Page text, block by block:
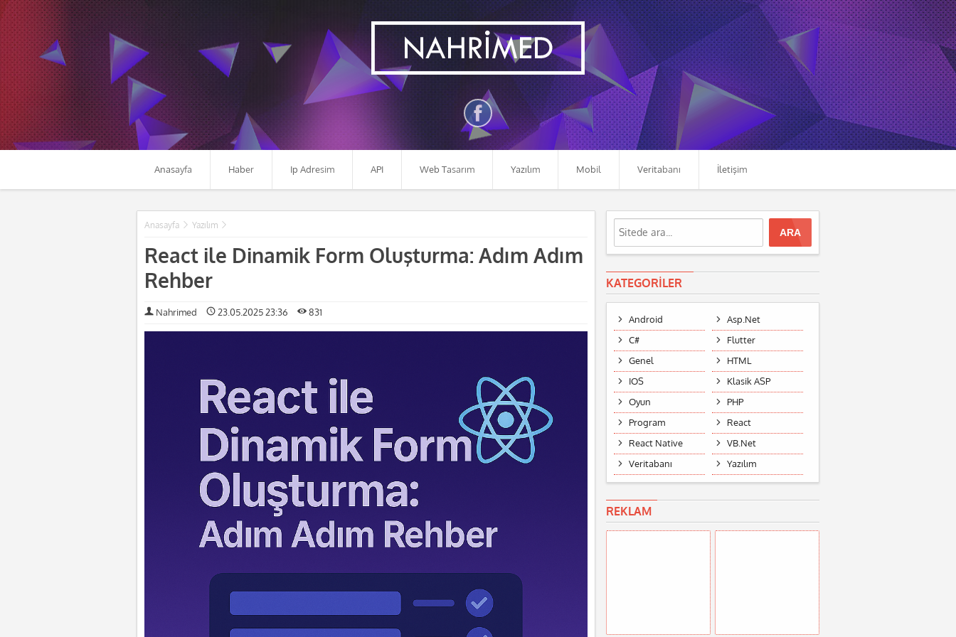
Anasayfa Haber Ip Adresim API Web Tasarım Yazılım Mobil Veritabanı İletişim
Anasayfa Yazılım
React ile Dinamik Form Oluşturma: Adım Adım
Rehber
Nahrimed 23.05.2025 23:36 831
KATEGORILER
Android
Asp.Net
C#
Flutter
Genel
HTML
IOS
Klasik ASP
Oyun
PHP
Program
React
React Native
VB.Net
Veritabanı
Yazılım
REKLAM